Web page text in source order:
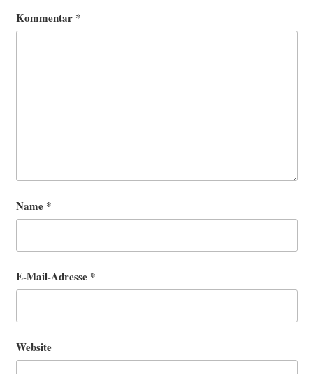
Kommentar *
Name *
E-Mail-Adresse *
Website